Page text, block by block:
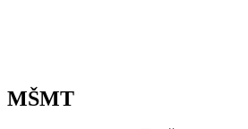
MŠMT